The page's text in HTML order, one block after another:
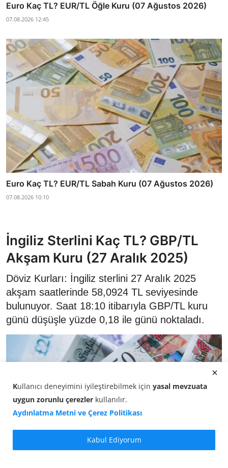
Euro Kaç TL? EUR/TL Öğle Kuru (07 Ağustos 2026)
07.08.2026 12:45
Euro Kaç TL? EUR/TL Sabah Kuru (07 Ağustos 2026)
07.08.2026 10:10
İngiliz Sterlini Kaç TL? GBP/TL
Akşam Kuru (27 Aralık 2025)
Döviz Kurları: İngiliz sterlini 27 Aralık 2025
akşam saatlerinde 58,0924 TL seviyesinde
bulunuyor. Saat 18:10 itibarıyla GBP/TL kuru
günü düşüşle yüzde 0,18 ile günü noktaladı.
Kullanıcı deneyimini iyileştirebilmek için yasal mevzuata
uygun zorunlu çerezler kullanılır.
Aydınlatma Metni ve Çerez Politikası
Kabul Ediyorum